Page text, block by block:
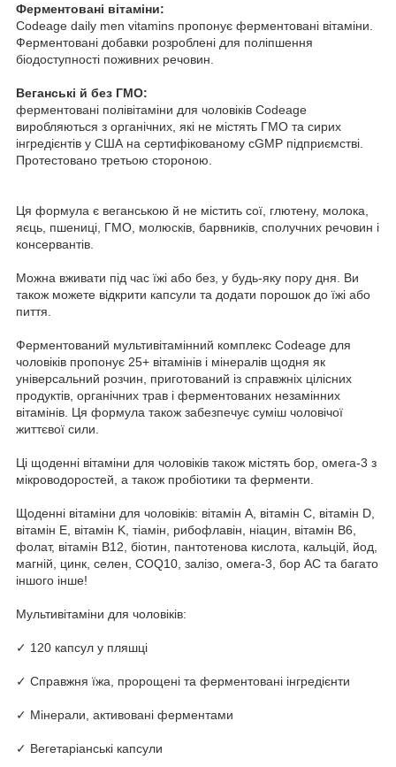
Ферментовані вітаміни:
Codeage daily men vitamins пропонує ферментовані вітаміни.
Ферментовані добавки розроблені для поліпшення
біодоступності поживних речовин.
Веганські й без ГМО:
ферментовані полівітаміни для чоловіків Codeage
виробляються з органічних, які не містять ГМО та сирих
інгредієнтів у США на сертифікованому cGMP підприємстві.
Протестовано третьою стороною.
Ця формула є веганською й не містить сої, глютену, молока,
яєць, пшениці, ГМО, молюсків, барвників, сполучних речовин і
консервантів.
Можна вживати під час їжі або без, у будь-яку пору дня. Ви
також можете відкрити капсули та додати порошок до їжі або
пиття.
Ферментований мультивітамінний комплекс Codeage для
чоловіків пропонує 25+ вітамінів і мінералів щодня як
універсальний розчин, приготований із справжніх цілісних
продуктів, органічних трав і ферментованих незамінних
вітамінів. Ця формула також забезпечує суміш чоловічої
життєвої сили.
Ці щоденні вітаміни для чоловіків також містять бор, омега-3 з
мікроводоростей, а також пробіотики та ферменти.
Щоденні вітаміни для чоловіків: вітамін A, вітамін C, вітамін D,
вітамін E, вітамін K, тіамін, рибофлавін, ніацин, вітамін B6,
фолат, вітамін B12, біотин, пантотенова кислота, кальцій, йод,
магній, цинк, селен, COQ10, залізо, омега-3, бор AC та багато
іншого інше!
Мультивітаміни для чоловіків:
✓ 120 капсул у пляшці
✓ Справжня їжа, пророщені та ферментовані інгредієнти
✓ Мінерали, активовані ферментами
✓ Вегетаріанські капсули